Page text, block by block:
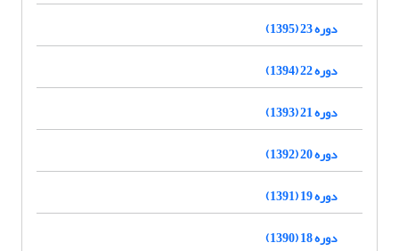
دوره 23 (1395)
دوره 22 (1394)
دوره 21 (1393)
دوره 20 (1392)
دوره 19 (1391)
دوره 18 (1390)